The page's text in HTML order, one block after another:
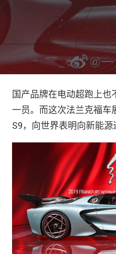
国产品牌在电动超跑上
一员。而这次法兰克福车
S9，向世界表明向新能源